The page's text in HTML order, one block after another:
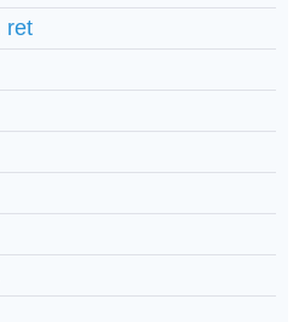
ret